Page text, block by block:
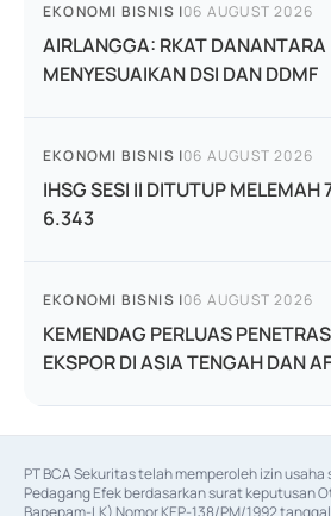
EKONOMI BISNIS |06 AUGUST 2026
AIRLANGGA: RKAT DANANTARA
MENYESUAIKAN DSI DAN DDMF
EKONOMI BISNIS |06 AUGUST 2026
IHSG SESI II DITUTUP MELEMAH
6.343
EKONOMI BISNIS |06 AUGUST 2026
KEMENDAG PERLUAS
EKSPOR DI ASIA TENGAH DAN
PT BCA Sekuritas telah memperoleh izin
Pedagang Efek berdasarkan surat keputusan
Bapepam-LK) Nomor KEP-138/PM/1992